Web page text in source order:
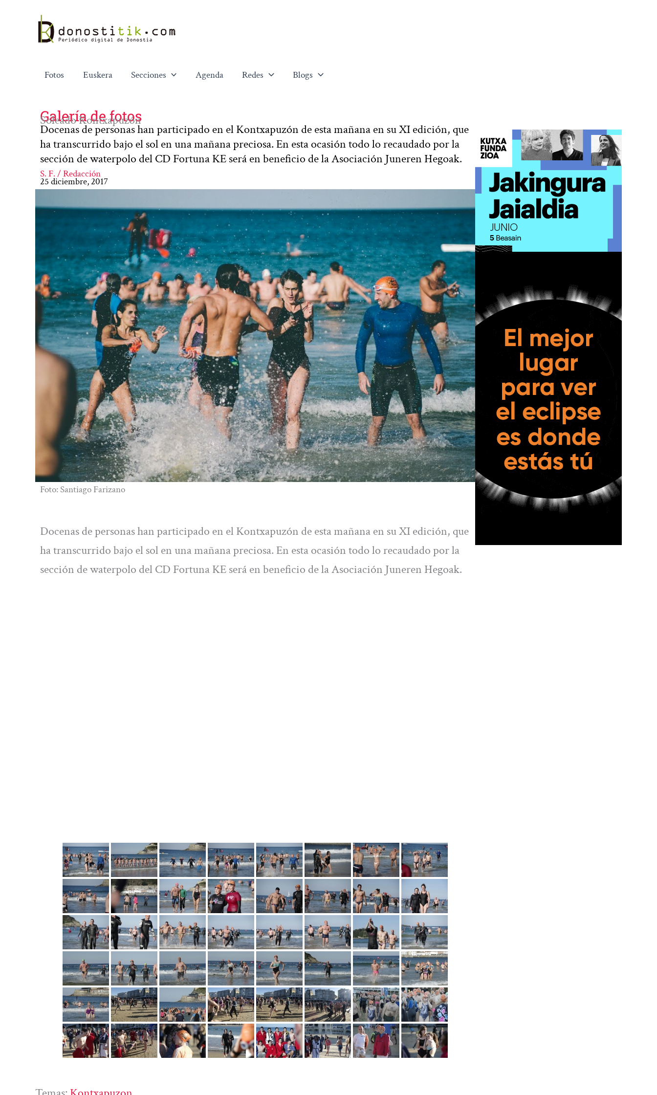
contenido
Fotos Euskera Secciones Agenda Redes Blogs
Galería de fotos
Soleado Kontxapuzón
Docenas de personas han participado en el Kontxapuzón de esta mañana en su XI edición, que
ha transcurrido bajo el sol en una mañana preciosa. En esta ocasión todo lo recaudado por la
sección de waterpolo del CD Fortuna KE será en beneficio de la Asociación Juneren Hegoak.
S. F. / Redacción
25 diciembre, 2017
Foto: Santiago Farizano
Docenas de personas han participado en el Kontxapuzón de esta mañana en su XI edición, que
ha transcurrido bajo el sol en una mañana preciosa. En esta ocasión todo lo recaudado por la
sección de waterpolo del CD Fortuna KE será en beneficio de la Asociación Juneren Hegoak.